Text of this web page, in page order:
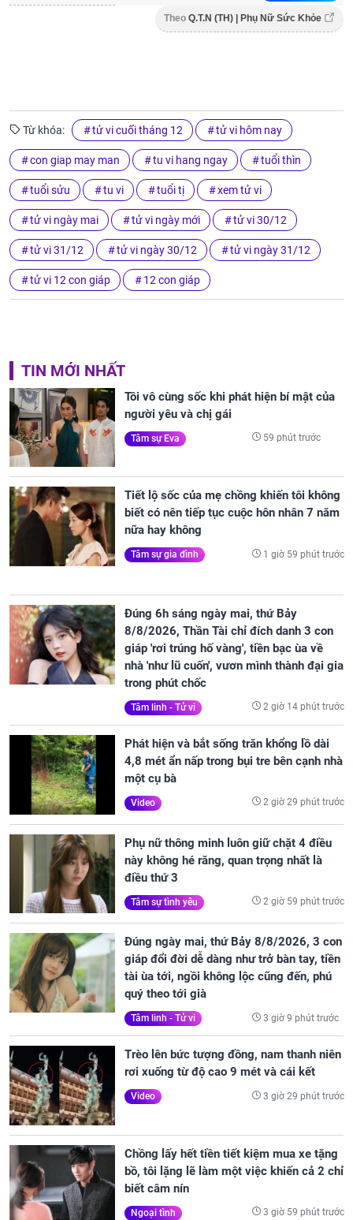
Theo Q.T.N (TH) | Phụ Nữ Sức Khỏe
Từ khóa: tử vi cuối tháng 12 tử vi hôm nay
con giap may man tu vi hang ngay tuổi thìn
tuổi sửu tu vi tuổi tị xem tử vi
tử vi ngày mai tử vi ngày mới tử vi 30/12
tử vi 31/12 tử vi ngày 30/12 tử vi ngày 31/12
tử vi 12 con giáp 12 con giáp
TIN MỚI NHẤT
Tôi vô cùng sốc khi phát hiện bí mật của
người yêu và chị gái
Tâm sự Eva 59 phút trước
Tiết lộ sốc của mẹ chồng khiến tôi không
biết có nên tiếp tục cuộc hôn nhân 7 năm
nữa hay không
Tâm sự gia đình 1 giờ 59 phút trước
Đúng 6h sáng ngày mai, thứ Bảy
8/8/2026, Thần Tài chỉ đích danh 3 con
giáp 'rơi trúng hố vàng', tiền bạc ùa về
nhà 'như lũ cuốn', vươn mình thành đại gia
trong phút chốc
Tâm linh - Tử vi 2 giờ 14 phút trước
Phát hiện và bắt sống trăn khổng lồ dài
4,8 mét ẩn nấp trong bụi tre bên cạnh nhà
một cụ bà
Video 2 giờ 29 phút trước
Phụ nữ thông minh luôn giữ chặt 4 điều
này không hé răng, quan trọng nhất là
điều thứ 3
Tâm sự tình yêu 2 giờ 59 phút trước
Đúng ngày mai, thứ Bảy 8/8/2026, 3 con
giáp đổi đời dễ dàng như trở bàn tay, tiền
tài ùa tới, ngồi không lộc cũng đến, phú
quý theo tới già
Tâm linh - Tử vi 3 giờ 9 phút trước
Trèo lên bức tượng đồng, nam thanh niên
rơi xuống từ độ cao 9 mét và cái kết
Video 3 giờ 29 phút trước
Chồng lấy hết tiền tiết kiệm mua xe tặng
bồ, tôi lặng lẽ làm một việc khiến cả 2 chỉ
biết câm nín
Ngoại tình 3 giờ 59 phút trước